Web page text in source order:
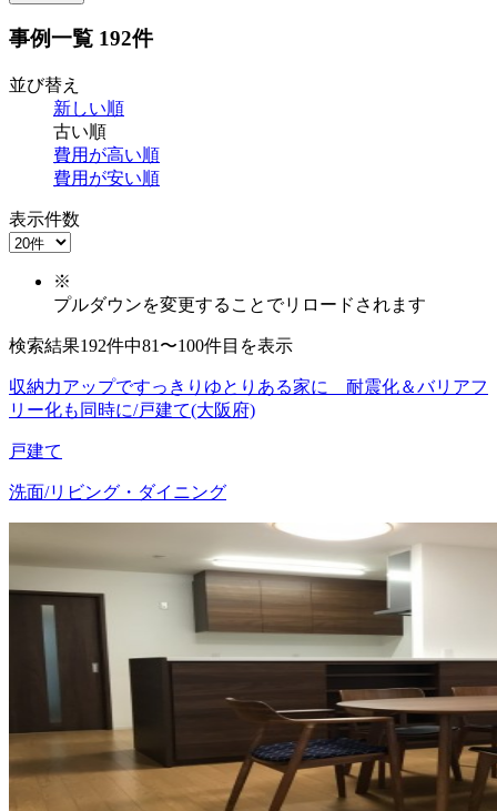
事例一覧 192件
並び替え
新しい順
古い順
費用が高い順
費用が安い順
表示件数
※
プルダウンを変更することでリロードされます
検索結果192件中81〜100件目を表示
収納力アップですっきりゆとりある家に 耐震化＆バリアフ
リー化も同時に/戸建て(大阪府)
戸建て
洗面/リビング・ダイニング